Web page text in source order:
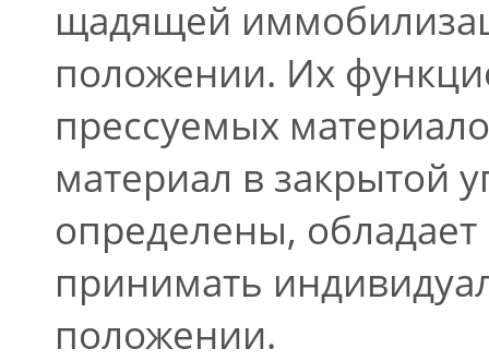
щадящей
положении. Их
прессуемых
материал в закрытой
определены,
принимать
положении.